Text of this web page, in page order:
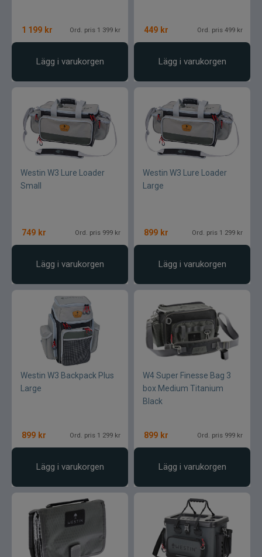
1 199 kr Ord. pris 1 399 kr
Lägg i varukorgen
449 kr Ord. pris 499 kr
Lägg i varukorgen
Westin W3 Lure Loader
Small
749 kr Ord. pris 999 kr
Lägg i varukorgen
Westin W3 Lure Loader
Large
899 kr Ord. pris 1 299 kr
Lägg i varukorgen
Westin W3 Backpack Plus
Large
899 kr Ord. pris 1 299 kr
Lägg i varukorgen
W4 Super Finesse Bag 3
box Medium Titanium
Black
899 kr Ord. pris 999 kr
Lägg i varukorgen